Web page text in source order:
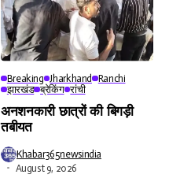
Breaking Jharkhand Ranchi
झारखंड ब्रेकिंग रांची
अनशनकारी छात्रों की बिगड़ी
तबीयत
Khabar365newsindia
August 9, 2026